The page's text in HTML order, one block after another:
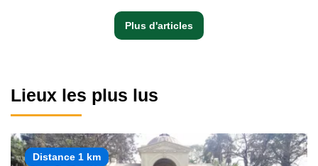
Plus d'articles
Lieux les plus lus
Distance 1 km